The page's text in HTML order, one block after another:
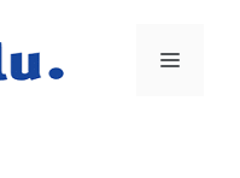
Menu